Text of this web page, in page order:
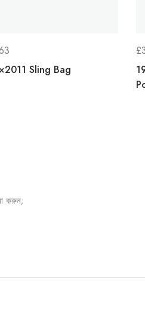
Sling Bag
£
করুন;